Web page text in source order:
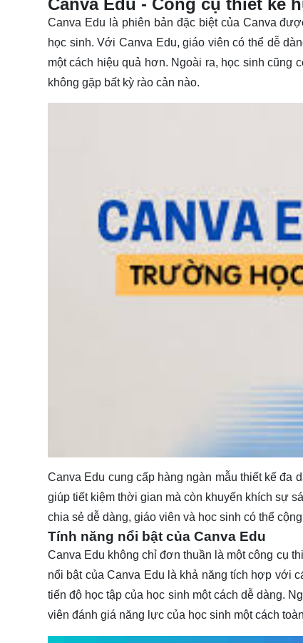
Canva Edu - Công cụ thiết kế
Canva Edu là phiên bản đặc biệt của Canva
học sinh. Với Canva Edu, giáo viên có thể dễ
một cách hiệu quả hơn. Ngoài ra, học sinh cũng
không gặp bất kỳ rào cản nào.
Canva Edu cung cấp hàng ngàn mẫu thiết kế đa
giúp tiết kiệm thời gian mà còn khuyến khích sự
chia sẻ dễ dàng, giáo viên và học sinh có thể
Tính năng nổi bật của Canva Edu
Canva Edu không chỉ đơn thuần là một công cụ
nổi bật của Canva Edu là khả năng tích hợp với
tiến độ học tập của học sinh một cách dễ dàng.
viên đánh giá năng lực của học sinh một cách